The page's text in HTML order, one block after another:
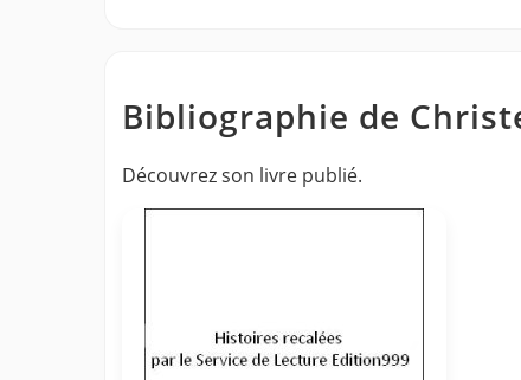
Bibliographie de
Découvrez son livre publié.